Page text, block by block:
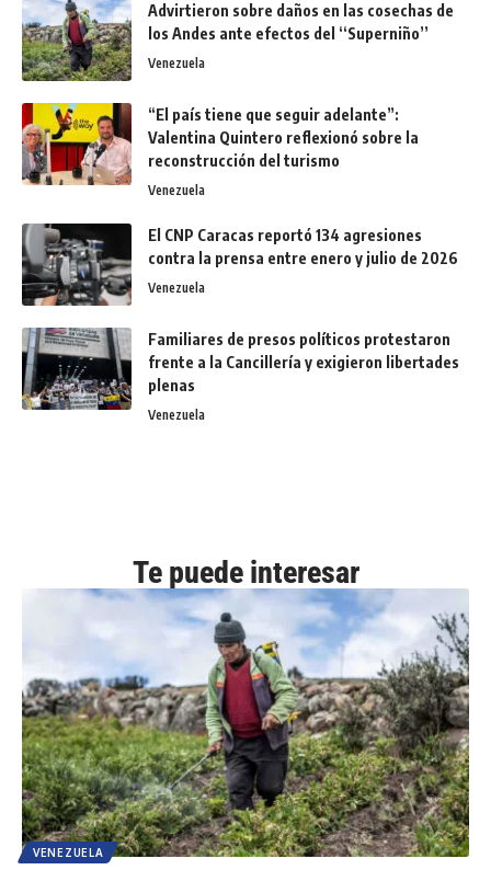
Advirtieron sobre daños en las cosechas de
los Andes ante efectos del ‘‘Superniño’’
Venezuela
“El país tiene que seguir adelante”:
Valentina Quintero reflexionó sobre la
reconstrucción del turismo
Venezuela
El CNP Caracas reportó 134 agresiones
contra la prensa entre enero y julio de 2026
Venezuela
Familiares de presos políticos protestaron
frente a la Cancillería y exigieron libertades
plenas
Venezuela
Te puede interesar
VENEZUELA